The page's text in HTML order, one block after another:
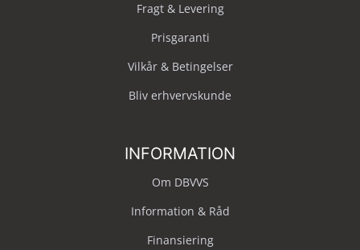
Fragt & Levering
Prisgaranti
Vilkår & Betingelser
Bliv erhvervskunde
INFORMATION
Om DBVVS
Information & Råd
Finansiering